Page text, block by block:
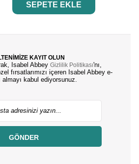
SEPETE EKLE
KAYIT OLUN
Isabel Abbey Gizlilik Politikası'nı,
fırsatlarımızı içeren Isabel Abbey e-
almayı kabul ediyorsunuz.
GÖNDER